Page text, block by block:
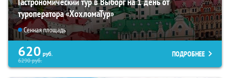
туроператора «ХохломаТур»
Сенная площадь
620 руб.
6290руб.
ПОДРОБНЕЕ